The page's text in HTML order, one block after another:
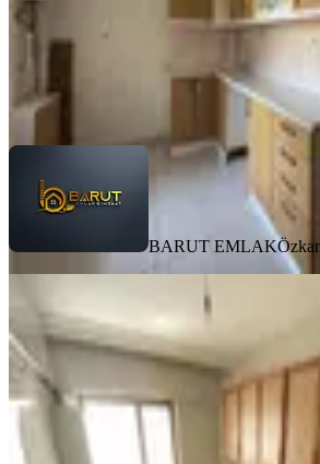
Özkan Klavuz
Ara
BARUT EMLAK
Doğdu Emlak'tan
Üstü Geniş 3+1
Keçiören, Yeşiltepe
3+1·130 m² ·1. Kat ·
4.700.000 ₺